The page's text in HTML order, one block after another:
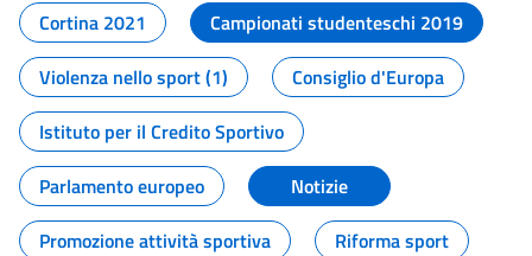
Cortina 2021
Campionati studenteschi 2019
Violenza nello sport (1)
Consiglio d'Europa
Istituto per il Credito Sportivo
Parlamento europeo
Notizie
Promozione attività sportiva
Riforma sport